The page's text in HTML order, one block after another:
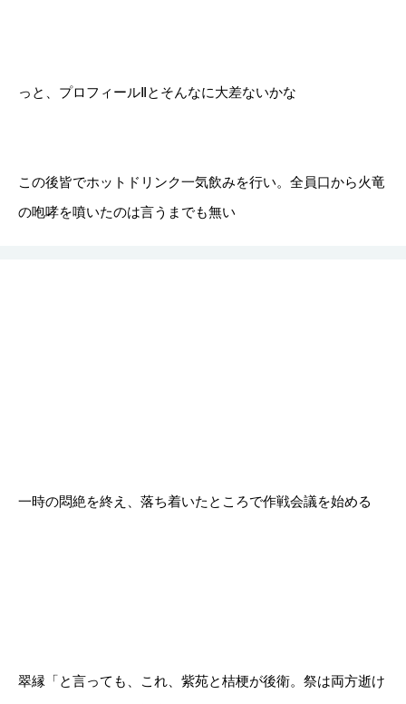
っと、プロフィールⅡとそんなに大差ないかな
この後皆でホットドリンク一気飲みを行い。全員口から火竜
の咆哮を噴いたのは言うまでも無い
一時の悶絶を終え、落ち着いたところで作戦会議を始める
翠縁「と言っても、これ、紫苑と桔梗が後衛。祭は両方逝け